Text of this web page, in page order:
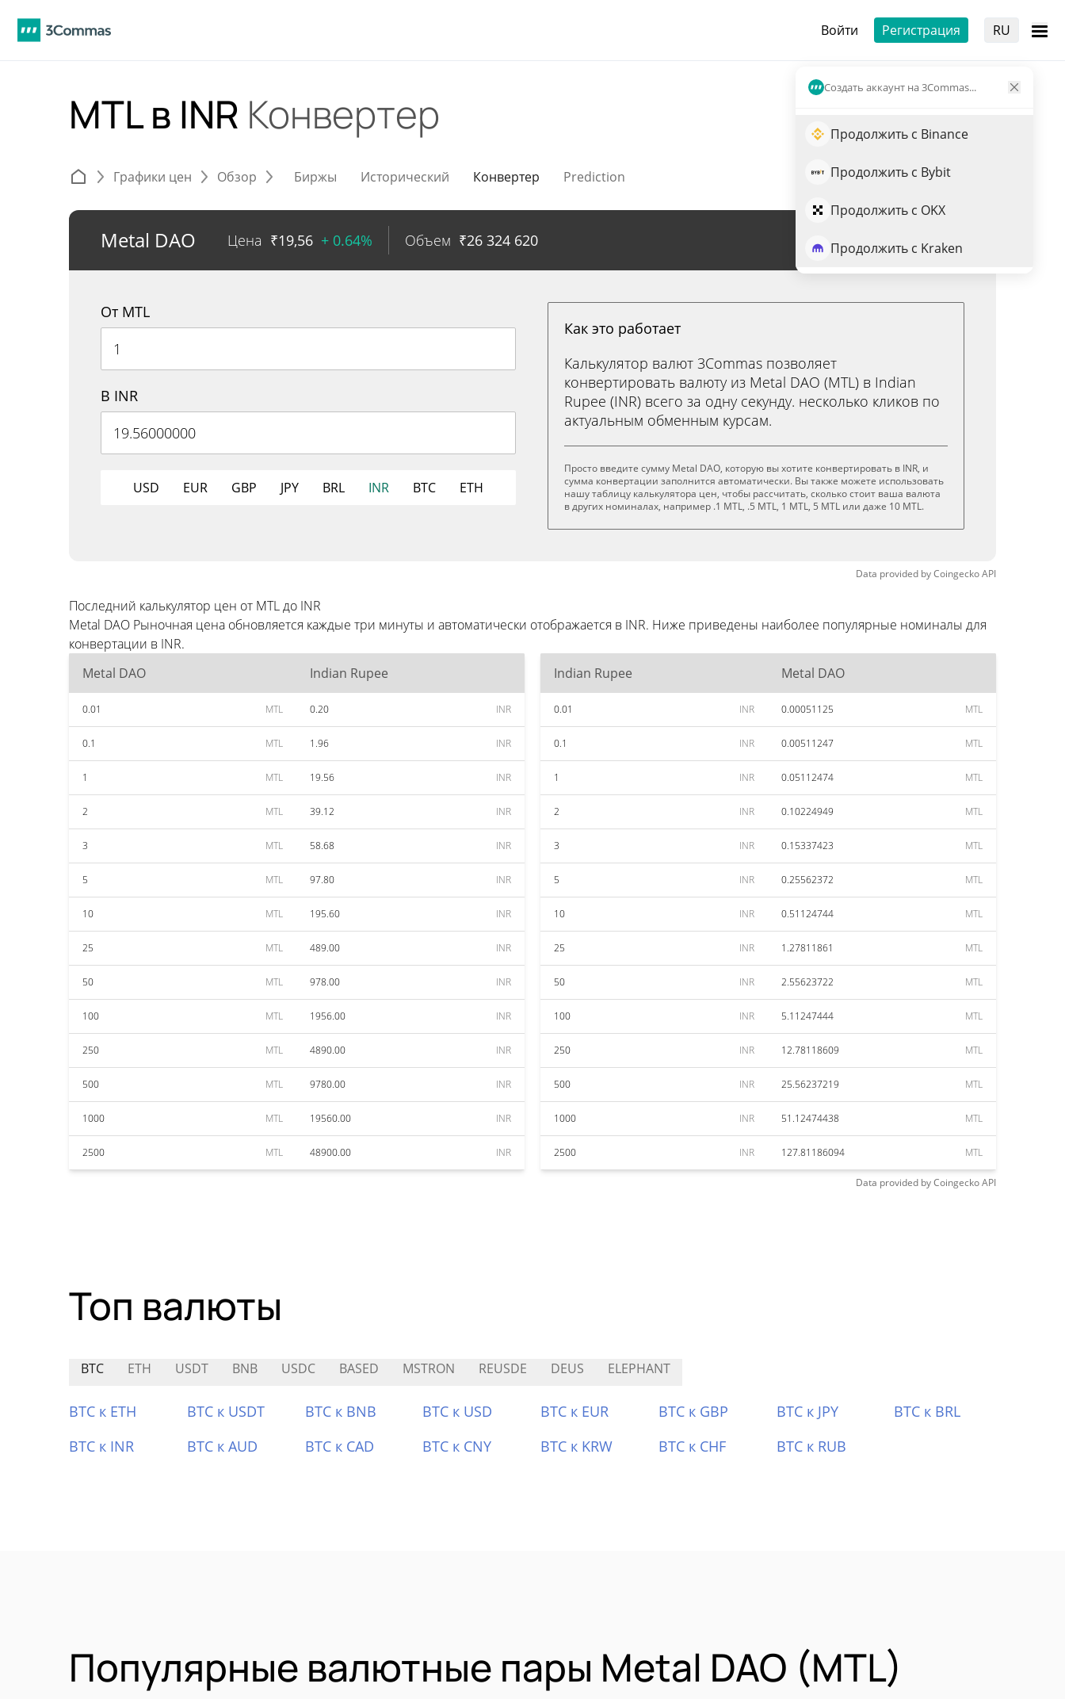
Войти Регистрация RU
Создать аккаунт на 3Commas...
Продолжить с Binance
Продолжить с Bybit
Продолжить с OKX
Продолжить с Kraken
MTL в INR Конвертер
Графики цен Обзор Биржы Исторический Конвертер Prediction
Metal DAO Цена ₹19,56 + 0.64% Объем ₹26 324 620 Торговля MTL
От MTL
В INR
USD EUR GBP JPY BRL INR BTC ETH
Как это работает
Калькулятор валют 3Commas позволяет
конвертировать валюту из Metal DAO (MTL) в Indian
Rupee (INR) всего за одну секунду. несколько кликов по
актуальным обменным курсам.
Просто введите сумму Metal DAO, которую вы хотите конвертировать в INR, и
сумма конвертации заполнится автоматически. Вы также можете использовать
нашу таблицу калькулятора цен, чтобы рассчитать, сколько стоит ваша валюта
в других номиналах, например .1 MTL, .5 MTL, 1 MTL, 5 MTL или даже 10 MTL.
Data provided byCoingeckoAPI
Последний калькулятор цен от MTL до INR
Metal DAO Рыночная цена обновляется каждые три минуты и автоматически отображается в INR. Ниже приведены наиболее популярные номиналы для
конвертации в INR.
Metal DAO
Indian Rupee
0.01 MTL 0.20 INR
0.1 MTL 1.96 INR
1 MTL 19.56 INR
2 MTL 39.12 INR
3 MTL 58.68 INR
5 MTL 97.80 INR
10 MTL 195.60 INR
25 MTL 489.00 INR
50 MTL 978.00 INR
100 MTL 1956.00 INR
250 MTL 4890.00 INR
500 MTL 9780.00 INR
1000 MTL 19560.00 INR
2500 MTL 48900.00 INR
Indian Rupee Metal DAO
0.01 INR 0.00051125 MTL
0.1 INR 0.00511247 MTL
1 INR 0.05112474 MTL
2 INR 0.10224949 MTL
3 INR 0.15337423 MTL
5 INR 0.25562372 MTL
10 INR 0.51124744 MTL
25 INR 1.27811861 MTL
50 INR 2.55623722 MTL
100 INR 5.11247444 MTL
250 INR 12.78118609 MTL
500 INR 25.56237219 MTL
1000 INR 51.12474438 MTL
2500 INR 127.81186094 MTL
Data provided byCoingeckoAPI
Топ валюты
BTC ETH USDT BNB USDC BASED MSTRON REUSDE DEUS ELEPHANT
BTC к ETH BTC к USDT BTC к BNB BTC к USD BTC к EUR BTC к GBP BTC к JPY
BTC к BRL
BTC к INR
BTC к AUD BTC к CAD BTC к CNY BTC к KRW BTC к CHF BTC к RUB
Популярные валютные пары Metal DAO (MTL)